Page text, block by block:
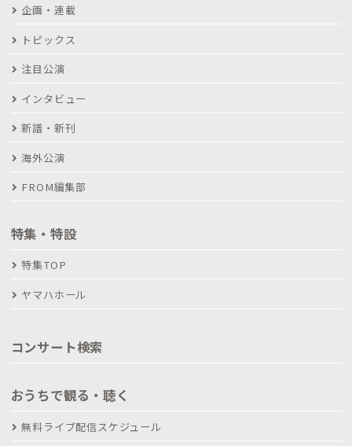
企画・連載
トピックス
注目公演
インタビュー
新譜・新刊
海外公演
FROM編集部
特集・特設
特集TOP
ヤマハホール
コンサート検索
おうちで観る・聴く
無料ライブ配信スケジュール